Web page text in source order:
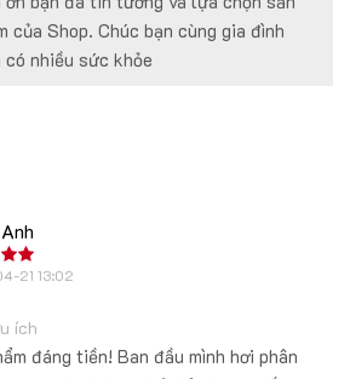
của Shop. Chúc bạn cùng gia đình
có nhiều sức khỏe
21 13:02
ích
đáng tiền! Ban đầu mình hơi phân